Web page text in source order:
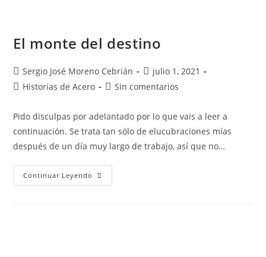
El monte del destino
Sergio José Moreno Cebrián
julio 1, 2021
Historias de Acero
Sin comentarios
Pido disculpas por adelantado por lo que vais a leer a
continuación. Se trata tan sólo de elucubraciones mías
después de un día muy largo de trabajo, así que no…
Continuar Leyendo